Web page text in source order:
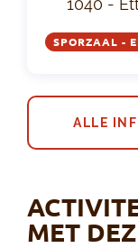
1040 -
SPORZAAL -
ALLE
MET